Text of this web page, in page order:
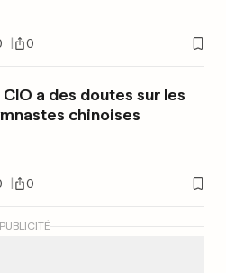
0
CIO a des doutes sur les
chinoises
0
PUBLICITÉ